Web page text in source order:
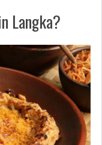
Langka?